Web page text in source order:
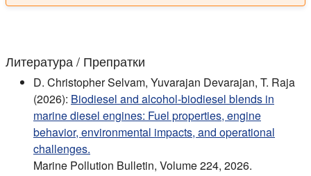
Литература / Препратки
D. Christopher Selvam, Yuvarajan Devarajan, T. Raja
(2026): Biodiesel and alcohol-biodiesel blends in
marine diesel engines: Fuel properties, engine
behavior, environmental impacts, and operational
challenges.
Marine Pollution Bulletin, Volume 224, 2026.